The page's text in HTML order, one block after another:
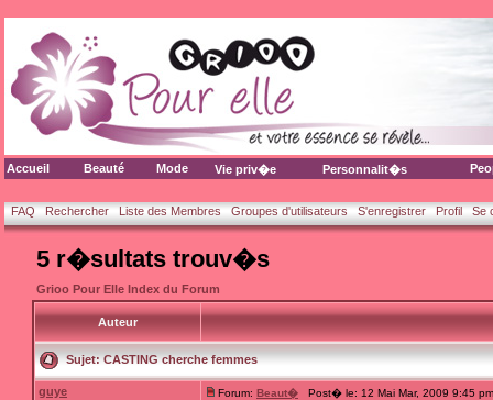
Accueil Beauté Mode Vie priv�e Personnalit�s
FAQ Rechercher Liste des Membres Groupes d'utilisateurs S'enregistrer Profil Se
5 r�sultats trouv�s
Grioo Pour Elle Index du Forum
Auteur
Sujet:CASTING cherche femmes
guye Forum: Beaut� Post� le: 12 Mai Mar, 2009 9:45